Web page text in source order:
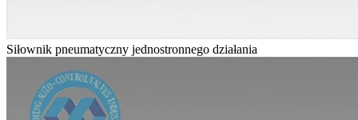
Siłownik pneumatyczny jednostronnego działania